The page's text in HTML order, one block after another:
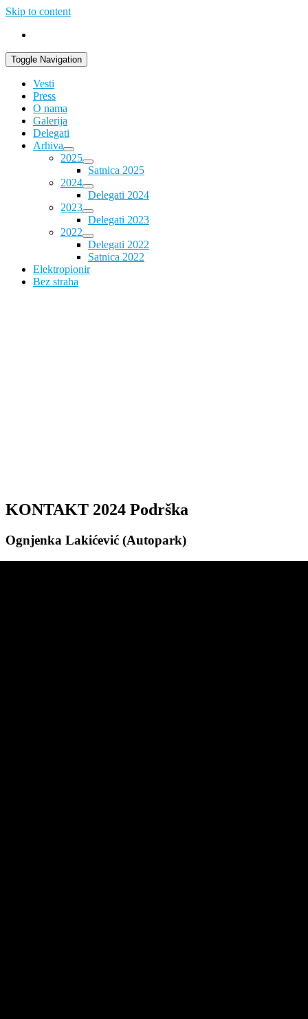
Skip to content
Toggle Navigation
Vesti
Press
O nama
Galerija
Delegati
Arhiva
2025
Satnica 2025
2024
Delegati 2024
2023
Delegati 2023
2022
Delegati 2022
Satnica 2022
Elektropionir
Bez straha
KONTAKT 2024 Podrška
Ognjenka Lakićević (Autopark)